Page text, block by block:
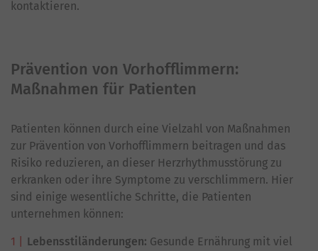
kontaktieren.
Prävention von Vorhofflimmern:
Maßnahmen für Patienten
Patienten können durch eine Vielzahl von Maßnahmen
zur Prävention von Vorhofflimmern beitragen und das
Risiko reduzieren, an dieser Herzrhythmusstörung zu
erkranken oder ihre Symptome zu verschlimmern. Hier
sind einige wesentliche Schritte, die Patienten
unternehmen können:
Lebensstiländerungen: Gesunde Ernährung mit viel